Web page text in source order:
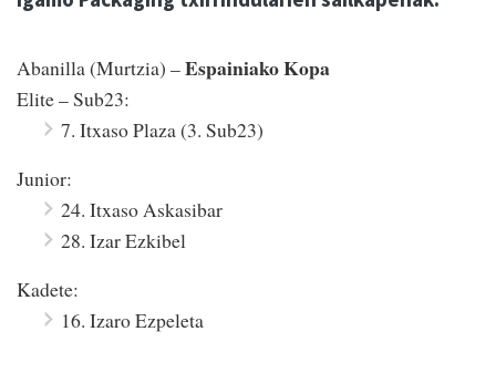
Abanilla (Murtzia) –Espainiako Kopa
Elite – Sub23:
7. Itxaso Plaza (3. Sub23)
Junior:
24. Itxaso Askasibar
28. Izar Ezkibel
Kadete:
16. Izaro Ezpeleta